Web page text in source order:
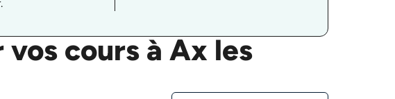
cours à Ax les